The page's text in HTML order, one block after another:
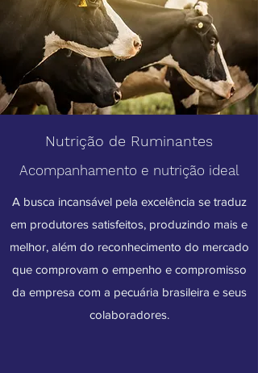
Nutrição de Ruminantes
Acompanhamento e nutrição ideal
A busca incansável pela excelência se traduz
em produtores satisfeitos, produzindo mais e
melhor, além do reconhecimento do mercado
que comprovam o empenho e compromisso
da empresa com a pecuária brasileira e seus
colaboradores.